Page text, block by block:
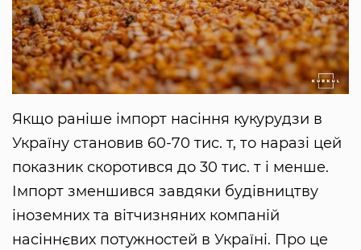
Якщо раніше імпорт насіння кукурудзи в
Україну становив 60-70 тис. т, то наразі цей
показник скоротився до 30 тис. т і менше.
Імпорт зменшився завдяки будівництву
іноземних та вітчизняних компаній
насіннєвих потужностей в Україні. Про це